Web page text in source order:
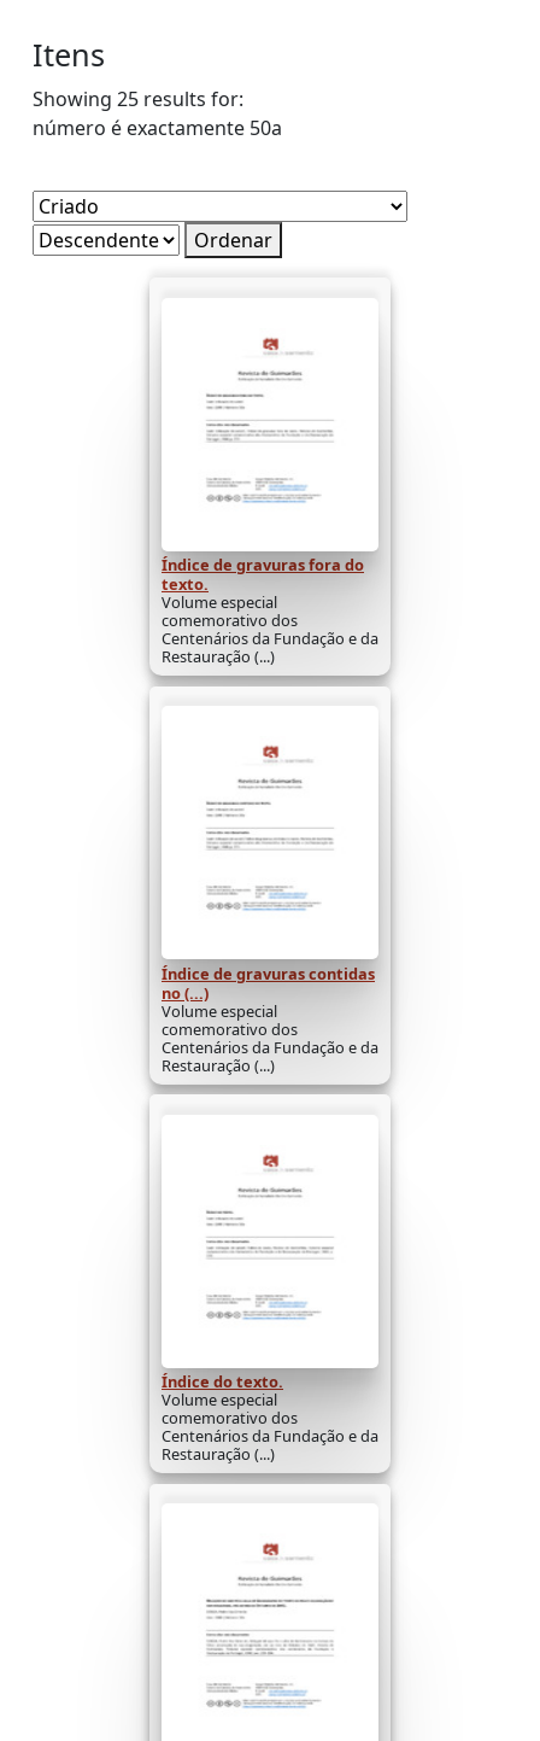
Itens
Showing 25 results for:
número é exactamente 50a
Ordenar
Índice de gravuras fora do
texto.
Volume especial
comemorativo dos
Centenários da Fundação e da
Restauração (...)
Índice de gravuras contidas
no (...)
Volume especial
comemorativo dos
Centenários da Fundação e da
Restauração (...)
Índice do texto.
Volume especial
comemorativo dos
Centenários da Fundação e da
Restauração (...)